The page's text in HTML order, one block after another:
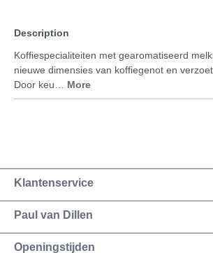
Description
Koffiespecialiteiten met gearomatiseerd
nieuwe dimensies van koffiegenot en
Door keu… More
Klantenservice
Paul van Dillen
Openingstijden